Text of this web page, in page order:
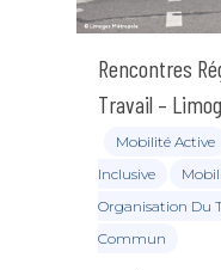
Rencontres
Travail –
Mobilité Active
Inclusive
Organisation Du
Commun